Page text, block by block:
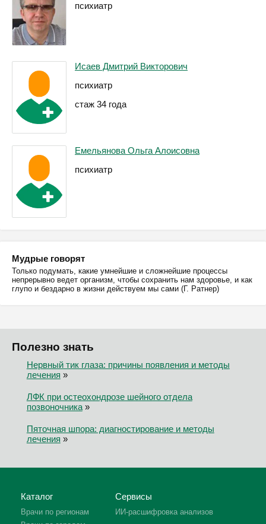
психиатр
Исаев Дмитрий Викторович
психиатр
стаж 34 года
Емельянова Ольга Алоисовна
психиатр
Мудрые говорят
Только подумать, какие умнейшие и сложнейшие процессы
непрерывно ведет организм, чтобы сохранить нам здоровье, и как
глупо и бездарно в жизни действуем мы сами (Г. Ратнер)
Полезно знать
Нервный тик глаза: причины появления и методы
лечения »
ЛФК при остеохондрозе шейного отдела
позвоночника»
Пяточная шпора: диагностирование и методы
лечения »
Каталог
Врачи по регионам
Сервисы
ИИ-расшифровка анализов